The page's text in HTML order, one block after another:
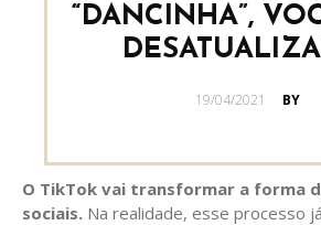
“DANCINHA”,
POSTED
19/04/2021 BY
O TikTok vai transformar a forma
sociais. Na realidade, esse processo